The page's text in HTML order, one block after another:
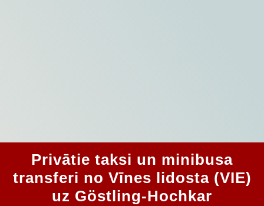
Privātie taksi un minibusa
transferi no Vīnes lidosta (VIE)
uz Göstling-Hochkar